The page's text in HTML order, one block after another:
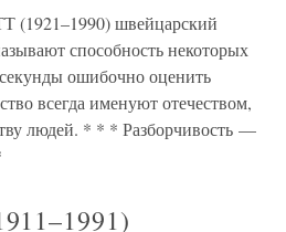
швейцарский
способность некоторых
ошибочно оценить
всегда именуют отечеством,
людей. * * * Разборчивость —